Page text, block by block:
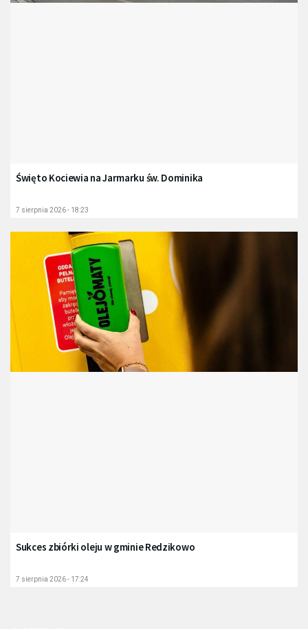
Święto Kociewia na Jarmarku św. Dominika
7 sierpnia 2026 - 18:23
Sukces zbiórki oleju w gminie Redzikowo
7 sierpnia 2026 - 17:24